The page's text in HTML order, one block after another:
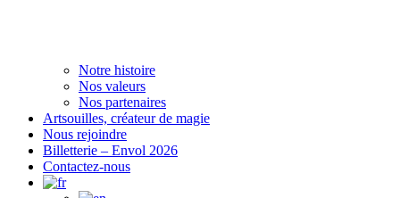
Notre histoire
Nos valeurs
Nos partenaires
Artsouilles, créateur de magie
Nous rejoindre
Billetterie – Envol 2026
Contactez-nous